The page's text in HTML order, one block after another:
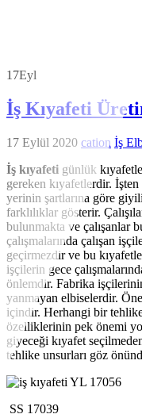
17Eyl
İş Kıyafeti
17 Eylül 2020 cation İş
İş kıyafeti günlük
gereken kıyafetlerdir.
yerinin şartlarına göre
farklılıklar gösterir.
bulunmakta ve çalışanlar
çalışmalarında çalışan
geçirmezdir ve bu
işçilerin gece
önlemdir. Fabrika
yanmayan elbiselerdir.
içindir. Herhangi bir
özelliklerinin pek önemi
giyeceği kıyafet
tehlike unsurları göz
YL 17056
SS 17039